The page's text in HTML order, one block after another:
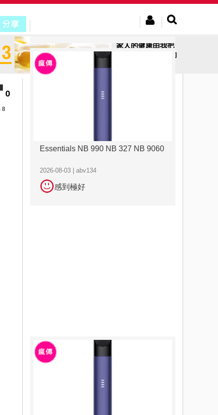
家人的健康由我把
關-主婦們該了解的
0
8
Essentials NB 990 NB 327 NB 9060
2026-08-03 | abv134
感到極好